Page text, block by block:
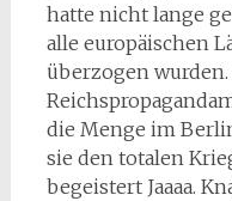
hatte nicht lange
alle europäischen
überzogen
die Menge im
sie den totalen
begeistert Jaaaa.